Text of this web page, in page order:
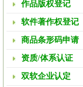
作品版权登记
软件著作权登记
商品条形码申请
资质/体系认证
双软企业认定